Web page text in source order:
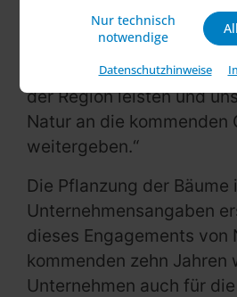
Nur technisch
notwendige
Datenschutzhinweise
erhalten“, betonte Richard
Neudorff-
einen positiven Beitrag
der Region leisten und
Natur an die kommenden
weitergeben.“
Die Pflanzung der Bäume
Unternehmensangaben
dieses Engagements von
kommenden zehn Jahren
Unternehmen auch für